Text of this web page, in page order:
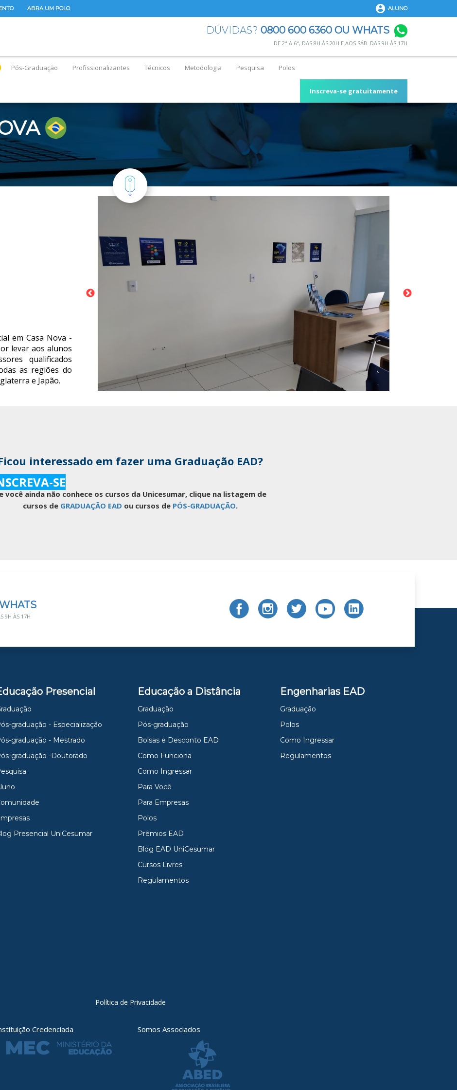
ABRA UM POLO ALUNO
DÚVIDAS? 0800 600 6360 OU WHATS
DE 2ª A 6ª, DAS 8H ÀS 20H E AOS SÁB. DAS 9H ÀS 17H
Pós-Graduação Profissionalizantes Técnicos Metodologia Pesquisa Polos
Inscreva-se gratuitamente
em Casa Nova -
levar aos alunos
qualificados
as regiões do
e Japão.
interessado em fazer uma Graduação EAD?
SE
você ainda não conhece os cursos da Unicesumar, clique na listagem de
cursos de GRADUAÇÃO EAD ou cursos de PÓS-GRADUAÇÃO.
9H ÀS 17H
Presencial
graduação - Especialização
graduação - Mestrado
graduação -Doutorado
Presencial UniCesumar
Educação a Distância
Graduação
Pós-graduação
Bolsas e Desconto EAD
Como Funciona
Como Ingressar
Para Você
Para Empresas
Polos
Prêmios EAD
Blog EAD UniCesumar
Cursos Livres
Regulamentos
Engenharias EAD
Graduação
Polos
Como Ingressar
Regulamentos
Política de Privacidade
Credenciada Somos Associados